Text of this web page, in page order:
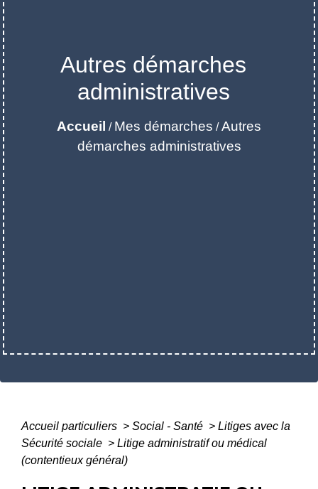
Autres démarches
administratives
Accueil / Mes démarches /Autres
démarches administratives
Accueil particuliers > Social - Santé > Litiges avec la
Sécurité sociale > Litige administratif ou médical
(contentieux général)